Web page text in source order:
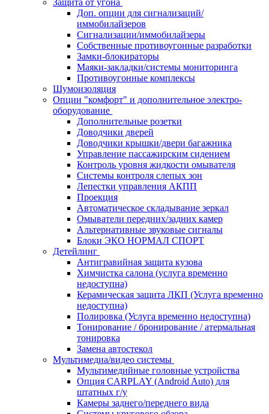
Защита от угона
Доп. опции для сигнализаций/
иммобилайзеров
Сигнализации/иммобилайзеры
Собственные противоугонные разработки
Замки-блокираторы
Маяки-закладки/системы мониторинга
Противоугонные комплексы
Шумоизоляция
Опции "комфорт" и дополнительное электро-
оборудование
Дополнительные розетки
Доводчики дверей
Доводчики крышки/двери багажника
Управление пассажирским сидением
Контроль уровня жидкости омывателя
Системы контроля слепых зон
Лепестки управления АКПП
Проекция
Автоматическое складывание зеркал
Омыватели передних/задних камер
Альтернативные звуковые сигналы
Блоки ЭКО НОРМАЛ СПОРТ
Детейлинг
Антигравийная защита кузова
Химчистка салона (услуга временно
недоступна)
Керамическая защита ЛКП (Услуга временно
недоступна)
Полировка (Услуга временно недоступна)
Тонирование / бронирование / атермальная
тонировка
Замена автостекол
Мультимедиа/видео системы
Мультимедийные головные устройства
Опция CARPLAY (Android Auto) для
штатных г/у
Камеры заднего/переднего вида